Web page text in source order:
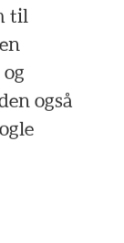
til
og
også